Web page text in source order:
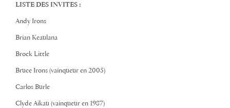
LISTE DES INVITES :
Andy Irons
Brian Keaulana
Brock Little
Bruce Irons (vainqueur en 2005)
Carlos Burle
Clyde Aikau (vainqueur en 1987)